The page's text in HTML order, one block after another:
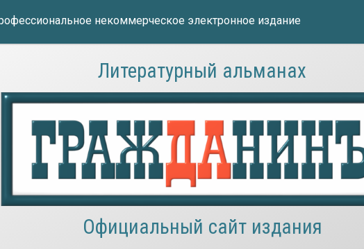
некоммерческое электронное издание
Литературный альманах
Официальный сайт издания